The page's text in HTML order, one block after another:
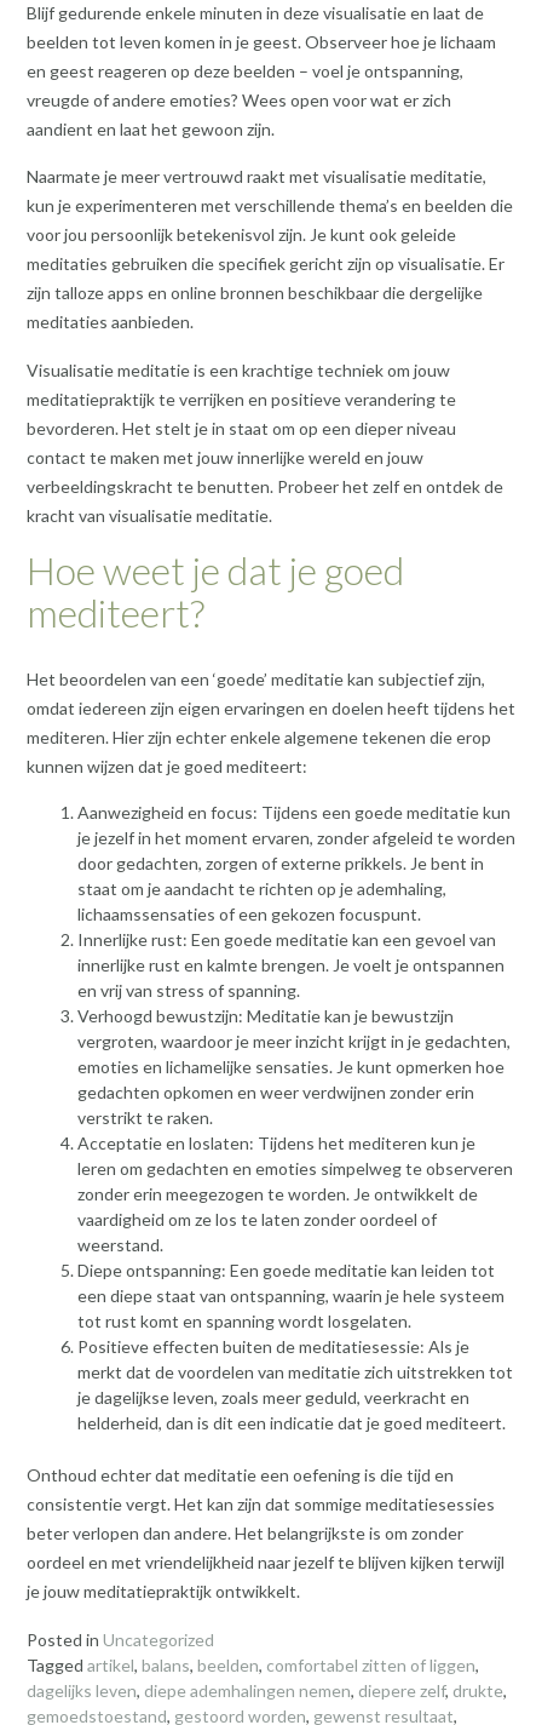
Blijf gedurende enkele minuten in deze visualisatie en laat de
beelden tot leven komen in je geest. Observeer hoe je lichaam
en geest reageren op deze beelden – voel je ontspanning,
vreugde of andere emoties? Wees open voor wat er zich
aandient en laat het gewoon zijn.
Naarmate je meer vertrouwd raakt met visualisatie meditatie,
kun je experimenteren met verschillende thema’s en beelden die
voor jou persoonlijk betekenisvol zijn. Je kunt ook geleide
meditaties gebruiken die specifiek gericht zijn op visualisatie. Er
zijn talloze apps en online bronnen beschikbaar die dergelijke
meditaties aanbieden.
Visualisatie meditatie is een krachtige techniek om jouw
meditatiepraktijk te verrijken en positieve verandering te
bevorderen. Het stelt je in staat om op een dieper niveau
contact te maken met jouw innerlijke wereld en jouw
verbeeldingskracht te benutten. Probeer het zelf en ontdek de
kracht van visualisatie meditatie.
Hoe weet je dat je goed
mediteert?
Het beoordelen van een ‘goede’ meditatie kan subjectief zijn,
omdat iedereen zijn eigen ervaringen en doelen heeft tijdens het
mediteren. Hier zijn echter enkele algemene tekenen die erop
kunnen wijzen dat je goed mediteert:
Aanwezigheid en focus: Tijdens een goede meditatie kun
je jezelf in het moment ervaren, zonder afgeleid te worden
door gedachten, zorgen of externe prikkels. Je bent in
staat om je aandacht te richten op je ademhaling,
lichaamssensaties of een gekozen focuspunt.
Innerlijke rust: Een goede meditatie kan een gevoel van
innerlijke rust en kalmte brengen. Je voelt je ontspannen
en vrij van stress of spanning.
Verhoogd bewustzijn: Meditatie kan je bewustzijn
vergroten, waardoor je meer inzicht krijgt in je gedachten,
emoties en lichamelijke sensaties. Je kunt opmerken hoe
gedachten opkomen en weer verdwijnen zonder erin
verstrikt te raken.
Acceptatie en loslaten: Tijdens het mediteren kun je
leren om gedachten en emoties simpelweg te observeren
zonder erin meegezogen te worden. Je ontwikkelt de
vaardigheid om ze los te laten zonder oordeel of
weerstand.
Diepe ontspanning: Een goede meditatie kan leiden tot
een diepe staat van ontspanning, waarin je hele systeem
tot rust komt en spanning wordt losgelaten.
Positieve effecten buiten de meditatiesessie: Als je
merkt dat de voordelen van meditatie zich uitstrekken tot
je dagelijkse leven, zoals meer geduld, veerkracht en
helderheid, dan is dit een indicatie dat je goed mediteert.
Onthoud echter dat meditatie een oefening is die tijd en
consistentie vergt. Het kan zijn dat sommige meditatiesessies
beter verlopen dan andere. Het belangrijkste is om zonder
oordeel en met vriendelijkheid naar jezelf te blijven kijken terwijl
je jouw meditatiepraktijk ontwikkelt.
Posted in Uncategorized
Tagged artikel, balans, beelden, comfortabel zitten of liggen,
dagelijks leven, diepe ademhalingen nemen, diepere zelf, drukte,
gemoedstoestand, gestoord worden, gewenst resultaat,